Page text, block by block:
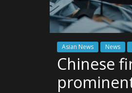
Asian News News
Chinese